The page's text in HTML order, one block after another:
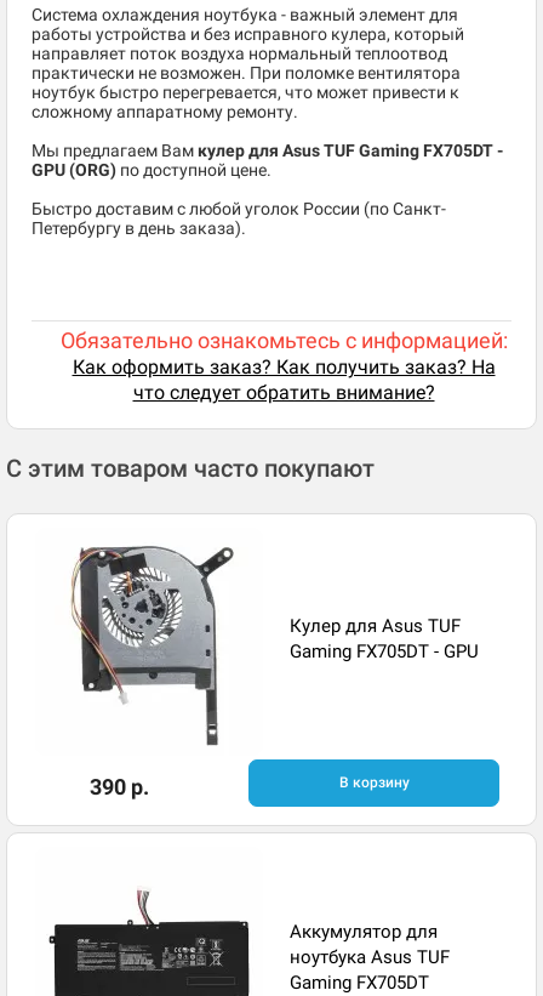
Система охлаждения ноутбука - важный элемент для
работы устройства и без исправного кулера, который
направляет поток воздуха нормальный теплоотвод
практически не возможен. При поломке вентилятора
ноутбук быстро перегревается, что может привести к
сложному аппаратному ремонту.
Мы предлагаем Вам кулер для Asus TUF Gaming FX705DT -
GPU (ORG) по доступной цене.
Быстро доставим с любой уголок России (по Санкт-
Петербургу в день заказа).
Обязательно ознакомьтесь с информацией:
Как оформить заказ? Как получить заказ? На
что следует обратить внимание?
С этим товаром часто покупают
Кулер для Asus TUF
Gaming FX705DT - GPU
390 р. В корзину
Аккумулятор для
ноутбука Asus TUF
Gaming FX705DT